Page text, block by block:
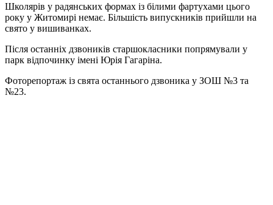
Школярів у радянських формах із білими фартухами цього
року у Житомирі немає. Більшість випускників прийшли на
свято у вишиванках.
Після останніх дзвоників старшокласники попрямували у
парк відпочинку імені Юрія Гагаріна.
Фоторепортаж із свята останнього дзвоника у ЗОШ №3 та
№23.